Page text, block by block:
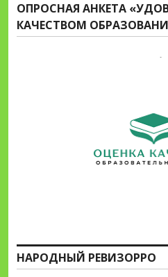
ОПРОСНАЯ АНКЕТА
КАЧЕСТВОМ
НАРОДНЫЙ РЕВИЗОРРО